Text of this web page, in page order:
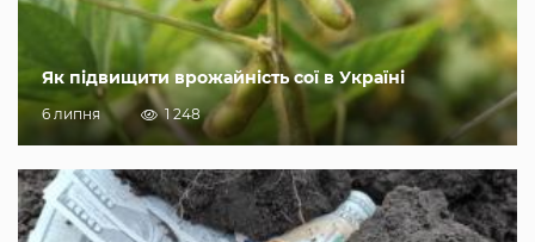
Як підвищити врожайність сої в Україні
6 липня 1 248